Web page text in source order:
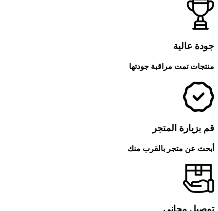
جودة عالية
منتجات تمت مراقبة جودتها
قم بزيارة المتجر
أبحث عن متجر بالقرب منك
توصيل مجاني